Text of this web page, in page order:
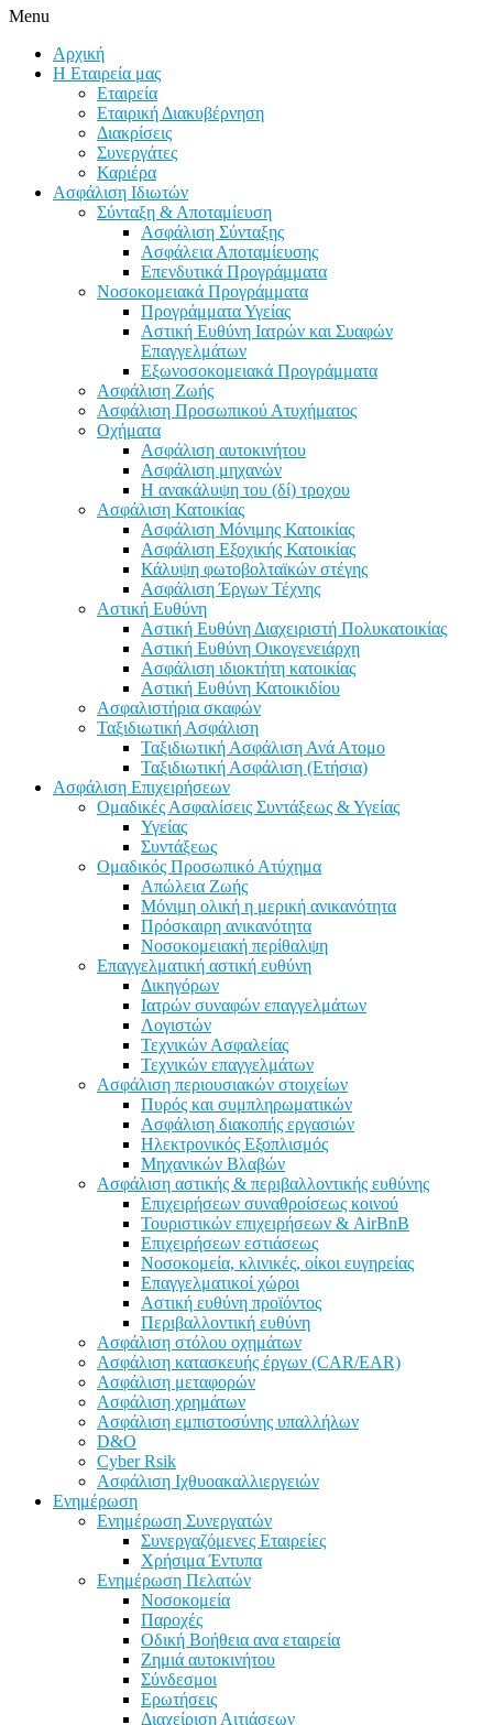
Menu
Αρχική
Η Εταιρεία μας
Εταιρεία
Εταιρική Διακυβέρνηση
Διακρίσεις
Συνεργάτες
Καριέρα
Ασφάλιση Ιδιωτών
Σύνταξη & Αποταμίευση
Ασφάλιση Σύνταξης
Ασφάλεια Αποταμίευσης
Επενδυτικά Προγράμματα
Νοσοκομειακά Προγράμματα
Προγράμματα Υγείας
Αστική Ευθύνη Ιατρών και Συαφών
Επαγγελμάτων
Εξωνοσοκομειακά Προγράμματα
Ασφάλιση Ζωής
Ασφάλιση Προσωπικού Ατυχήματος
Οχήματα
Ασφάλιση αυτοκινήτου
Ασφάλιση μηχανών
Η ανακάλυψη του (δί) τροχου
Ασφάλιση Κατοικίας
Ασφάλιση Μόνιμης Κατοικίας
Ασφάλιση Εξοχικής Κατοικίας
Κάλυψη φωτοβολταϊκών στέγης
Ασφάλιση Έργων Τέχνης
Αστική Ευθύνη
Αστική Ευθύνη Διαχειριστή Πολυκατοικίας
Αστική Ευθύνη Οικογενειάρχη
Ασφάλιση ιδιοκτήτη κατοικίας
Αστική Ευθύνη Κατοικιδίου
Ασφαλιστήρια σκαφών
Ταξιδιωτική Ασφάλιση
Ταξιδιωτική Ασφάλιση Ανά Ατομο
Ταξιδιωτική Ασφάλιση (Ετήσια)
Ασφάλιση Επιχειρήσεων
Ομαδικές Ασφαλίσεις Συντάξεως & Υγείας
Υγείας
Συντάξεως
Ομαδικός Προσωπικό Ατύχημα
Απώλεια Ζωής
Μόνιμη ολική η μερική ανικανότητα
Πρόσκαιρη ανικανότητα
Νοσοκομειακή περίθαλψη
Επαγγελματική αστική ευθύνη
Δικηγόρων
Ιατρών συναφών επαγγελμάτων
Λογιστών
Τεχνικών Ασφαλείας
Τεχνικών επαγγελμάτων
Ασφάλιση περιουσιακών στοιχείων
Πυρός και συμπληρωματικών
Ασφάλιση διακοπής εργασιών
Ηλεκτρονικός Εξοπλισμός
Μηχανικών Βλαβών
Ασφάλιση αστικής & περιβαλλοντικής ευθύνης
Επιχειρήσεων συναθροίσεως κοινού
Τουριστικών επιχειρήσεων & AirBnB
Επιχειρήσεων εστιάσεως
Νοσοκομεία, κλινικές, οίκοι ευγηρείας
Επαγγελματικοί χώροι
Αστική ευθύνη προϊόντος
Περιβαλλοντική ευθύνη
Ασφάλιση στόλου οχημάτων
Ασφάλιση κατασκευής έργων (CAR/EAR)
Ασφάλιση μεταφορών
Ασφάλιση χρημάτων
Ασφάλιση εμπιστοσύνης υπαλλήλων
D&O
Cyber Rsik
Ασφάλιση Iχθυοακαλλιεργειών
Ενημέρωση
Ενημέρωση Συνεργατών
Συνεργαζόμενες Εταιρείες
Χρήσιμα Έντυπα
Ενημέρωση Πελατών
Νοσοκομεία
Παροχές
Οδική Βοήθεια ανα εταιρεία
Ζημιά αυτοκινήτου
Σύνδεσμοι
Ερωτήσεις
Διαχείριση Αιτιάσεων